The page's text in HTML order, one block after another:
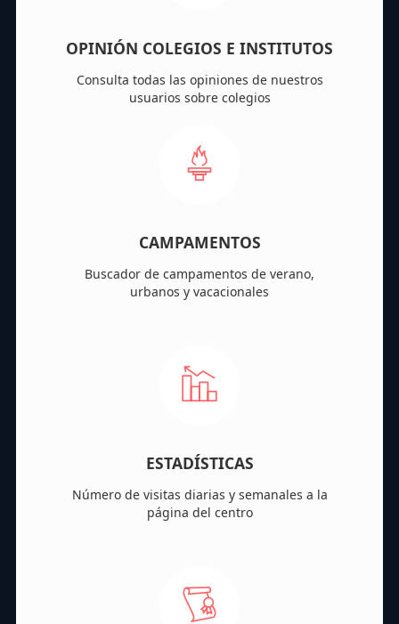
OPINIÓN COLEGIOS E INSTITUTOS
Consulta todas las opiniones de nuestros
usuarios sobre colegios
CAMPAMENTOS
Buscador de campamentos de verano,
urbanos y vacacionales
ESTADÍSTICAS
Número de visitas diarias y semanales a la
página del centro